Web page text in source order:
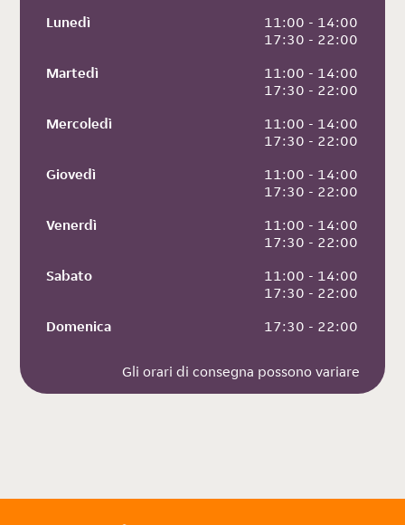
Lunedì
11:00 - 14:00
17:30 - 22:00
Martedì
11:00 - 14:00
17:30 - 22:00
Mercoledì
11:00 - 14:00
17:30 - 22:00
Giovedì
11:00 - 14:00
17:30 - 22:00
Venerdì
11:00 - 14:00
17:30 - 22:00
Sabato
11:00 - 14:00
17:30 - 22:00
Domenica
17:30 - 22:00
Gli orari di consegna possono variare